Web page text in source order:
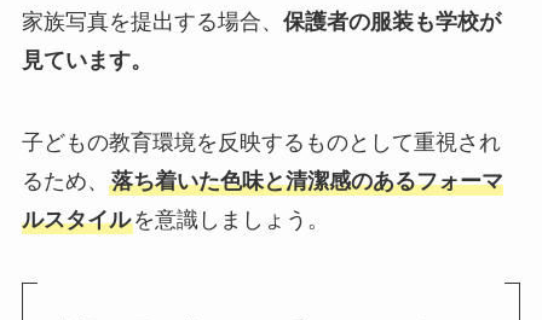
家族写真を提出する場合、 保護者の服装も学校が
見ています。
子どもの教育環境を反映するものとして重視され
るため、 落ち着いた色味と清潔感のあるフォーマ
ルスタイルを意識しましょう。